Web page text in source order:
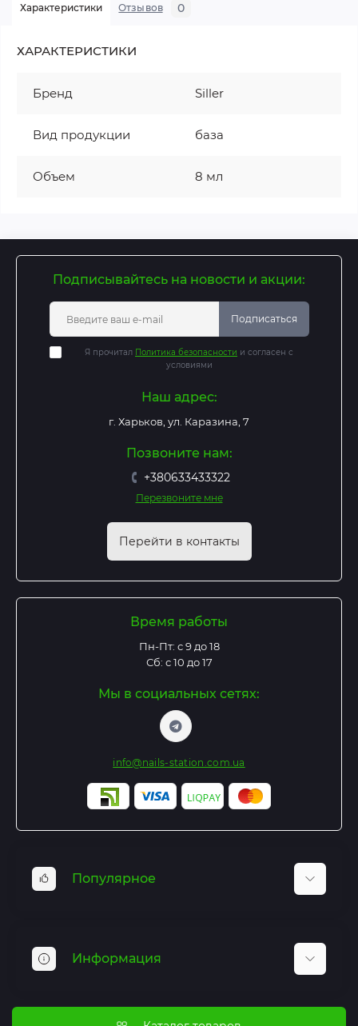
Характеристики Отзывов 0
ХАРАКТЕРИСТИКИ
Бренд Siller
Вид продукции база
Объем 8 мл
Подписывайтесь на новости и акции:
Подписаться
Я прочитал Политика безопасности и согласен с
условиями
Наш адрес:
г. Харьков, ул. Каразина, 7
Позвоните нам:
+380633433322
Перезвоните мне
Перейти в контакты
Время работы
Пн-Пт: с 9 до 18
Сб: с 10 до 17
Мы в социальных сетях:
info@nails-station.com.ua
Популярное
Гель лаки
Гель для наращивания
Все для дезинфекции и стерилизации
Информация